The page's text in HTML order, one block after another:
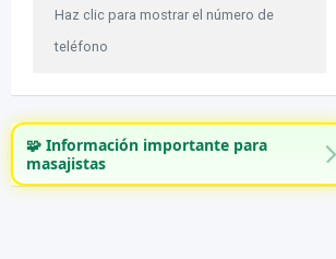
Haz clic para mostrar el número de
teléfono
🧩 Información importante para
masajistas